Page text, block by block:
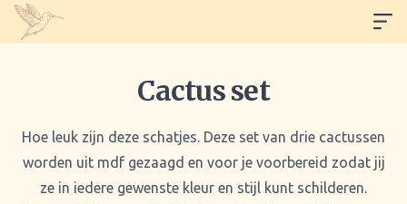
Cactus set
Hoe leuk zijn deze schatjes. Deze set van drie cactussen
worden uit mdf gezaagd en voor je voorbereid zodat jij
ze in iedere gewenste kleur en stijl kunt schilderen.